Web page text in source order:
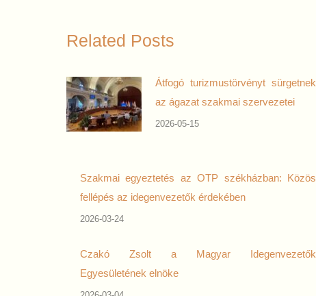
Related Posts
Átfogó turizmustörvényt sürgetnek
az ágazat szakmai szervezetei
2026-05-15
Szakmai egyeztetés az OTP székházban: Közös
fellépés az idegenvezetők érdekében
2026-03-24
Czakó Zsolt a Magyar Idegenvezetők
Egyesületének elnöke